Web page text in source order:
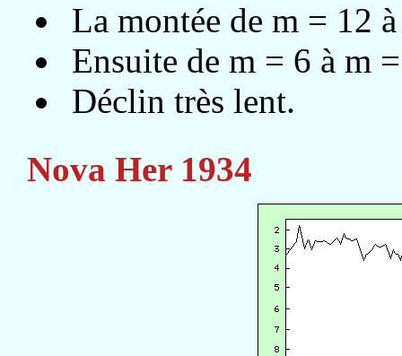
La montée de m = 12
Ensuite de m = 6 à m
Déclin très lent.
Nova Her 1934